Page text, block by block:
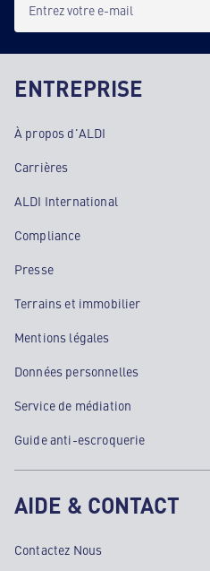
Entrez votre e-mail
ENTREPRISE
À propos d'ALDI
Carrières
ALDI International
Compliance
Presse
Terrains et immobilier
Mentions légales
Données personnelles
Service de médiation
Guide anti-escroquerie
AIDE & CONTACT
Contactez Nous